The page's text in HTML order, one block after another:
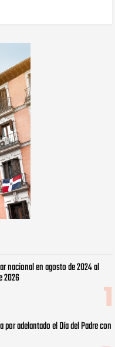
nacional en agosto de 2024 al
2026
por adelantado el Día del Padre con